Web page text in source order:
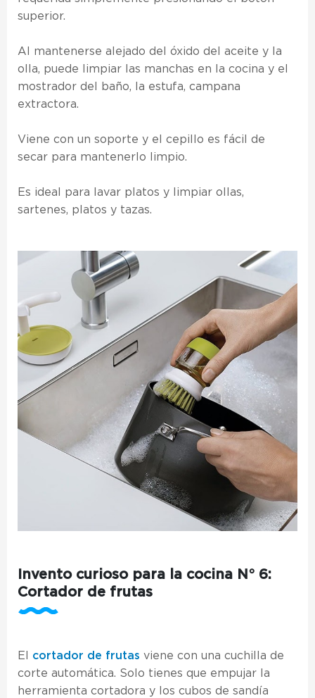
superior.
Al mantenerse alejado del óxido del aceite y la
olla, puede limpiar las manchas en la cocina y el
mostrador del baño, la estufa, campana
extractora.
Viene con un soporte y el cepillo es fácil de
secar para mantenerlo limpio.
Es ideal para lavar platos y limpiar ollas,
sartenes, platos y tazas.
Invento curioso para la cocina N° 6:
Cortador de frutas
El cortador de frutas viene con una cuchilla de
corte automática. Solo tienes que empujar la
herramienta cortadora y los cubos de sandía